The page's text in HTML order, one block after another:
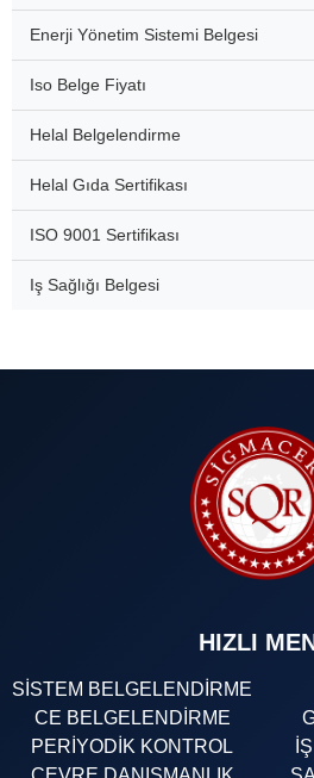
Enerji Yönetim Sistemi Belgesi
Iso Belge Fiyatı
Helal Belgelendirme
Helal Gıda Sertifikası
ISO 9001 Sertifikası
Iş Sağlığı Belgesi
HIZLI
SİSTEM BELGELENDİRME
CE BELGELENDİRME
PERİYODİK KONTROL